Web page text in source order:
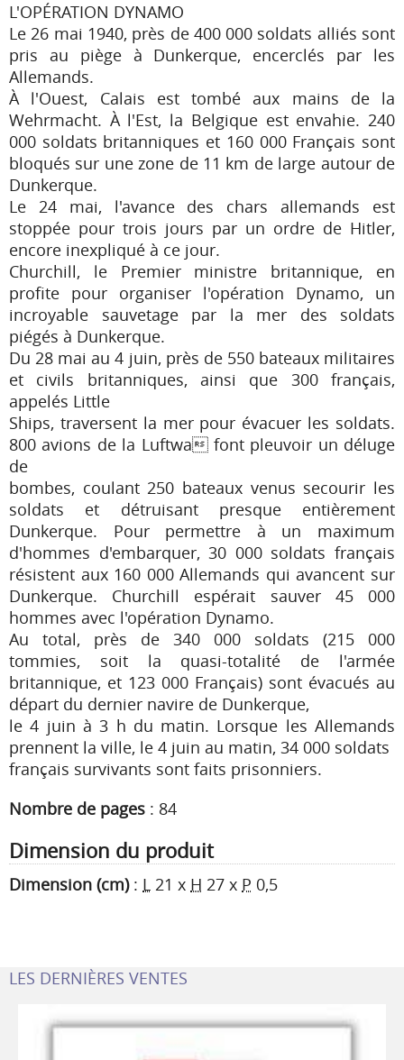
L'OPÉRATION DYNAMO
Le 26 mai 1940, près de 400 000 soldats alliés sont
pris au piège à Dunkerque, encerclés par les
Allemands.
À l'Ouest, Calais est tombé aux mains de la
Wehrmacht. À l'Est, la Belgique est envahie. 240
000 soldats britanniques et 160 000 Français sont
bloqués sur une zone de 11 km de large autour de
Dunkerque.
Le 24 mai, l'avance des chars allemands est
stoppée pour trois jours par un ordre de Hitler,
encore inexpliqué à ce jour.
Churchill, le Premier ministre britannique, en
profite pour organiser l'opération Dynamo, un
incroyable sauvetage par la mer des soldats
piégés à Dunkerque.
Du 28 mai au 4 juin, près de 550 bateaux militaires
et civils britanniques, ainsi que 300 français,
appelés Little
Ships, traversent la mer pour évacuer les soldats.
800 avions de la Luftwa font pleuvoir un déluge
de
bombes, coulant 250 bateaux venus secourir les
soldats et détruisant presque entièrement
Dunkerque. Pour permettre à un maximum
d'hommes d'embarquer, 30 000 soldats français
résistent aux 160 000 Allemands qui avancent sur
Dunkerque. Churchill espérait sauver 45 000
hommes avec l'opération Dynamo.
Au total, près de 340 000 soldats (215 000
tommies, soit la quasi-totalité de l'armée
britannique, et 123 000 Français) sont évacués au
départ du dernier navire de Dunkerque,
le 4 juin à 3 h du matin. Lorsque les Allemands
prennent la ville, le 4 juin au matin, 34 000 soldats
français survivants sont faits prisonniers.
Nombre de pages : 84
Dimension du produit
Dimension (cm): L 21 x H 27 x P 0,5
LES DERNIÈRES VENTES